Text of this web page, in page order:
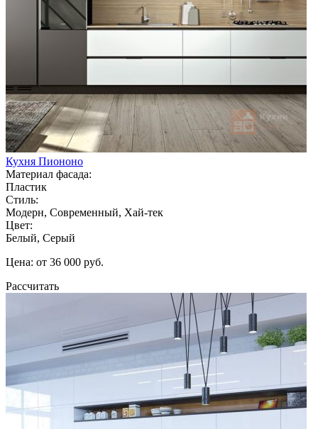
Кухня Пиононо
Материал фасада:
Пластик
Стиль:
Модерн, Современный, Хай-тек
Цвет:
Белый, Серый
Цена: от 36 000 руб.
Рассчитать